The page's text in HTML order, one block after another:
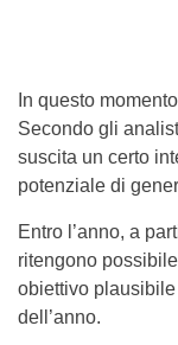
In questo
Secondo gli
suscita un certo
potenziale di
Entro l’anno, a
ritengono
obiettivo
dell’anno.